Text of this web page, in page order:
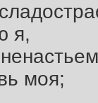
я,
моя;